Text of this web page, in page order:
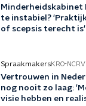
Minderheidskabinet
te instabiel?
of scepsis terecht is'
SpraakmakersKRO-NCRV
Vertrouwen in
nog nooit zo laag:
visie hebben en